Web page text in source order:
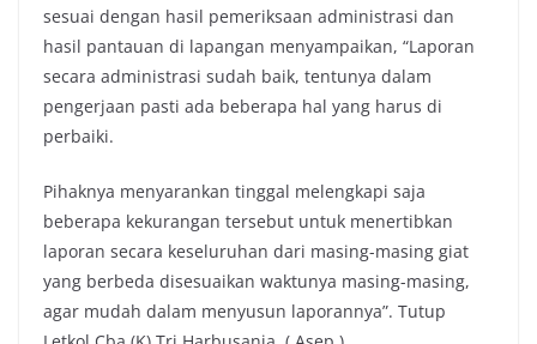
sesuai dengan hasil pemeriksaan administrasi dan
hasil pantauan di lapangan menyampaikan, “Laporan
secara administrasi sudah baik, tentunya dalam
pengerjaan pasti ada beberapa hal yang harus di
perbaiki.
Pihaknya menyarankan tinggal melengkapi saja
beberapa kekurangan tersebut untuk menertibkan
laporan secara keseluruhan dari masing-masing giat
yang berbeda disesuaikan waktunya masing-masing,
agar mudah dalam menyusun laporannya”. Tutup